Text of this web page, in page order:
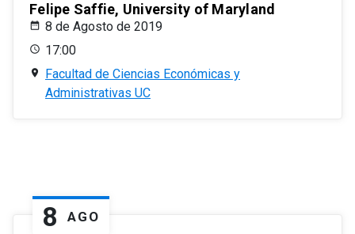
Felipe Saffie, University of Maryland
8 de Agosto de 2019
17:00
Facultad de Ciencias Económicas y
Administrativas UC
8 AGO